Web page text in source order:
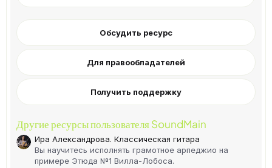
Обсудить ресурс
Для правообладателей
Получить поддержку
Другие ресурсы пользователя SoundMain
Ира Александрова. Классическая гитара
Вы научитесь исполнять грамотное арпеджио на
примере Этюда №1 Вилла-Лобоса.